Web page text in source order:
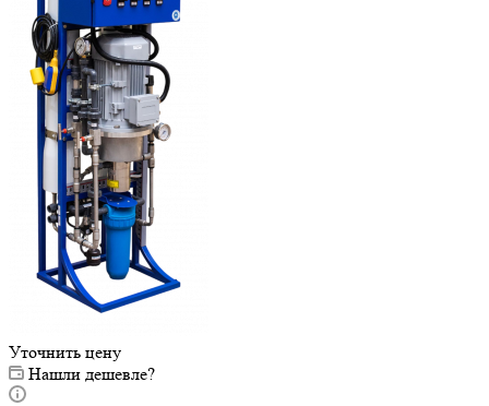
Уточнить цену
Нашли дешевле?